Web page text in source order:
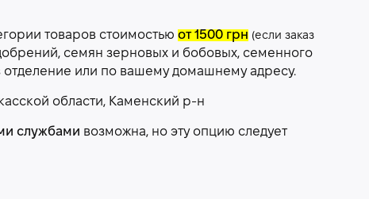
товаров стоимостью от 1500 грн (если заказ
семян зерновых и бобовых, семенного
отделение или по вашему домашнему адресу.
области, Каменский р-н
службами возможна, но эту опцию следует